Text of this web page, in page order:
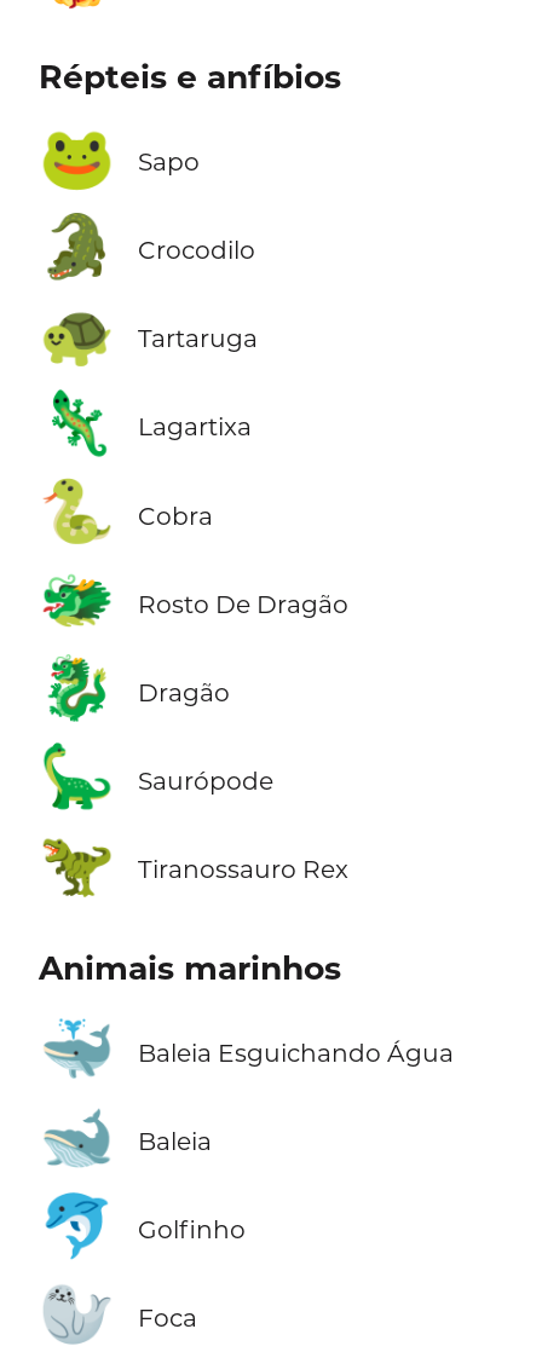
Répteis e anfíbios
🐸 Sapo
🐊 Crocodilo
🐢 Tartaruga
🦎 Lagartixa
🐍 Cobra
🐲 Rosto De Dragão
🐉 Dragão
🦕 Saurópode
🦖 Tiranossauro Rex
Animais marinhos
🐳 Baleia Esguichando Água
🐋 Baleia
🐬 Golfinho
🦭 Foca